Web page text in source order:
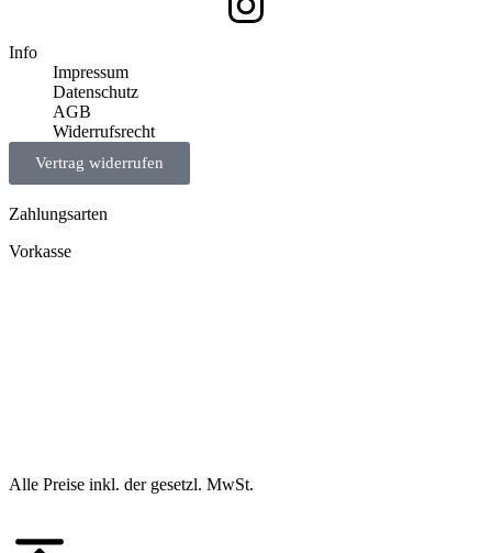
Info
Impressum
Datenschutz
AGB
Widerrufsrecht
Vertrag widerrufen
Zahlungsarten
Vorkasse
Alle Preise inkl. der gesetzl. MwSt.